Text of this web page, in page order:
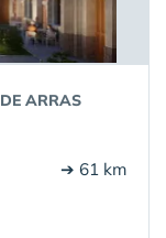
ARRAS
➔ 61 km